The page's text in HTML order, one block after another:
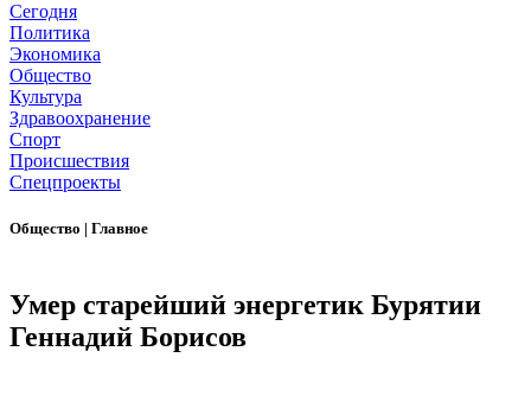
Сегодня
Политика
Экономика
Общество
Культура
Здравоохранение
Спорт
Происшествия
Спецпроекты
Общество | Главное
Умер старейший энергетик Бурятии
Геннадий Борисов